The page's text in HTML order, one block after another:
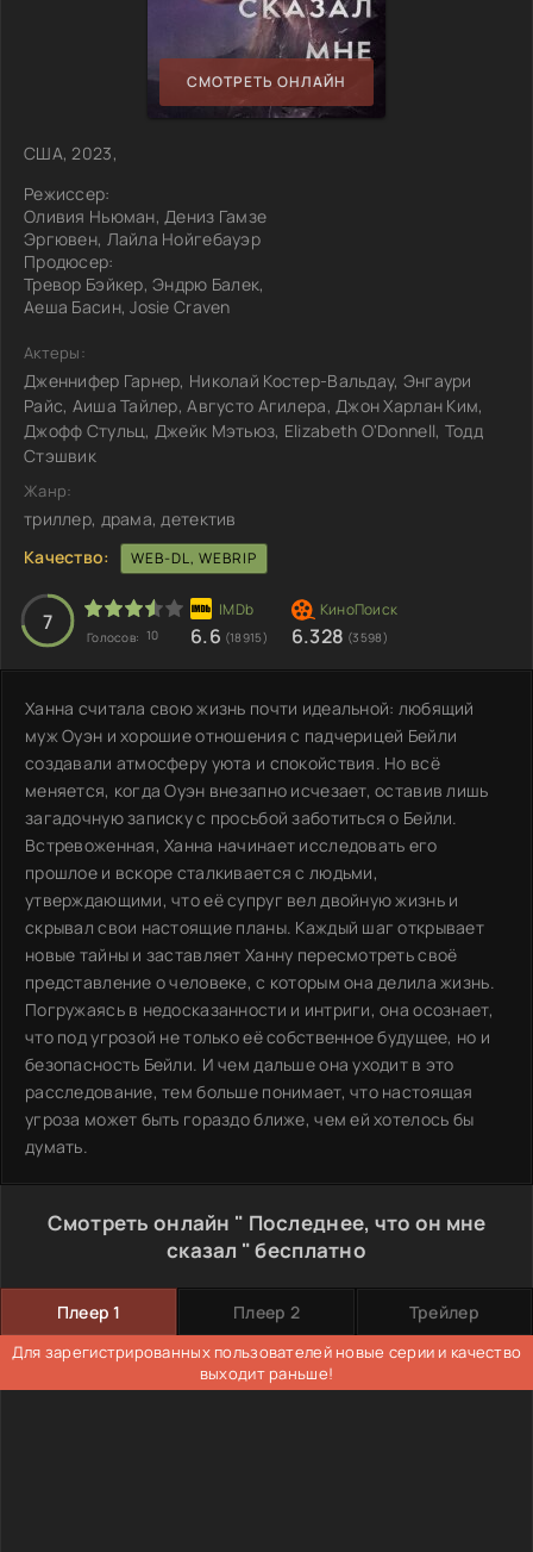
СМОТРЕТЬ ОНЛАЙН
США, 2023,
Режиссер:
Оливия Ньюман, Дениз Гамзе
Эргювен, Лайла Нойгебауэр
Продюсер:
Тревор Бэйкер, Эндрю Балек,
Аеша Басин, Josie Craven
Актеры:
Дженнифер Гарнер, Николай Костер-Вальдау, Энгаури
Райс, Аиша Тайлер, Августо Агилера, Джон Харлан Ким,
Джофф Стульц, Джейк Мэтьюз, Elizabeth O'Donnell, Тодд
Стэшвик
Жанр:
триллер, драма, детектив
Качество:
WEB-DL, WEBRIP
7
Голосов: 10 6.6 (18915) 6.328 (3598)
Ханна считала свою жизнь почти идеальной: любящий
муж Оуэн и хорошие отношения с падчерицей Бейли
создавали атмосферу уюта и спокойствия. Но всё
меняется, когда Оуэн внезапно исчезает, оставив лишь
загадочную записку с просьбой заботиться о Бейли.
Встревоженная, Ханна начинает исследовать его
прошлое и вскоре сталкивается с людьми,
утверждающими, что её супруг вел двойную жизнь и
скрывал свои настоящие планы. Каждый шаг открывает
новые тайны и заставляет Ханну пересмотреть своё
представление о человеке, с которым она делила жизнь.
Погружаясь в недосказанности и интриги, она осознает,
что под угрозой не только её собственное будущее, но и
безопасность Бейли. И чем дальше она уходит в это
расследование, тем больше понимает, что настоящая
угроза может быть гораздо ближе, чем ей хотелось бы
думать.
Смотреть онлайн " Последнее, что он мне
сказал " бесплатно
Плеер 1 Плеер 2 Трейлер
Для зарегистрированных пользователей новые серии и качество
выходит раньше!